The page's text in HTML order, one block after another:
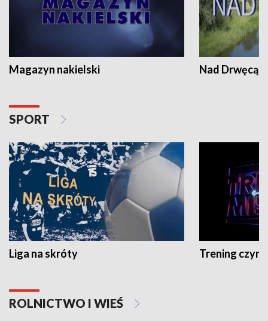
Magazyn nakielski Nad Drwęcą
SPORT
Liga na skróty Trening czyni
ROLNICTWO I WIEŚ